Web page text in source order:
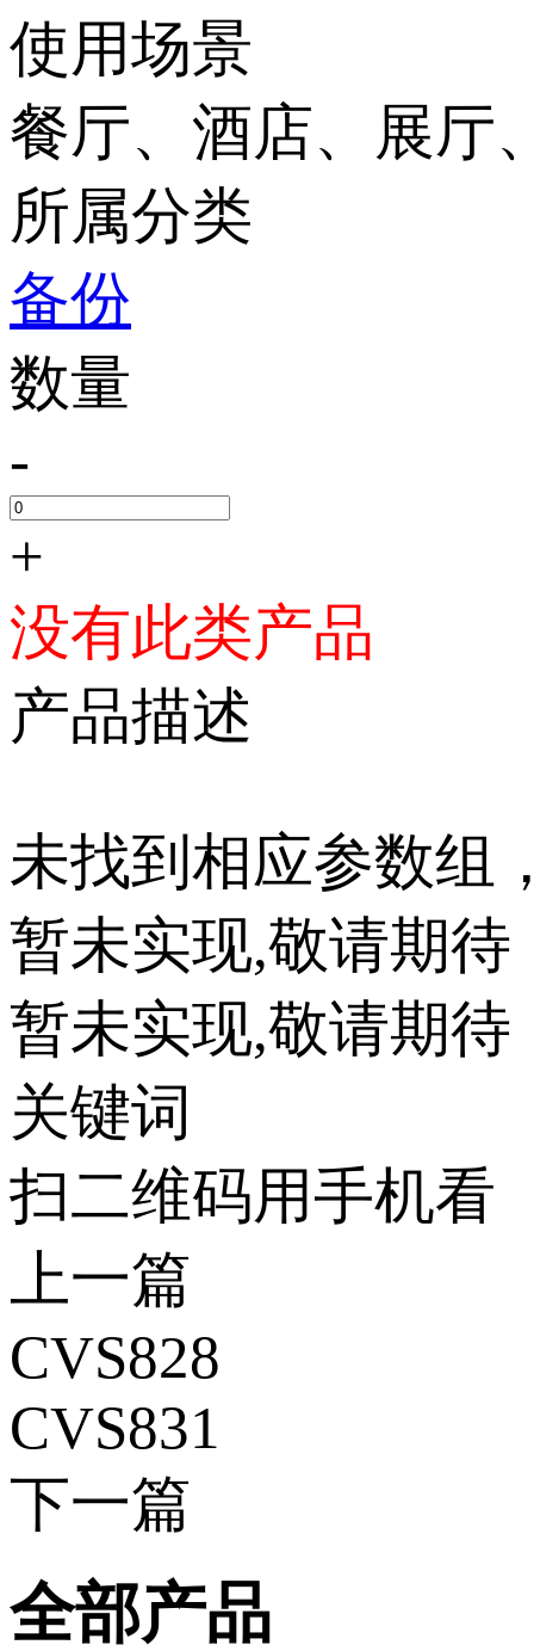
使用场景
餐厅、酒店、展厅
所属分类
备份
数量
-
+
没有此类产品
产品描述
未找到相应参数组
暂未实现,敬请期待
暂未实现,敬请期待
关键词
扫二维码用手机看
上一篇
CVS828
CVS831
下一篇
全部产品